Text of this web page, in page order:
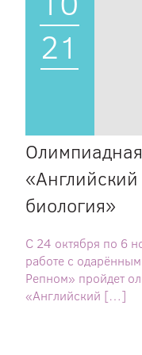
21
биология»
С 24 октября по 6
работе с
Репном» пройдет
«Английский […]